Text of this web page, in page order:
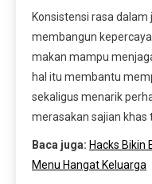
Konsistensi rasa
membangun
makan mampu
hal itu membantu
sekaligus menarik
merasakan sajian khas
Baca juga: Hacks Bikin
Menu Hangat Keluarga